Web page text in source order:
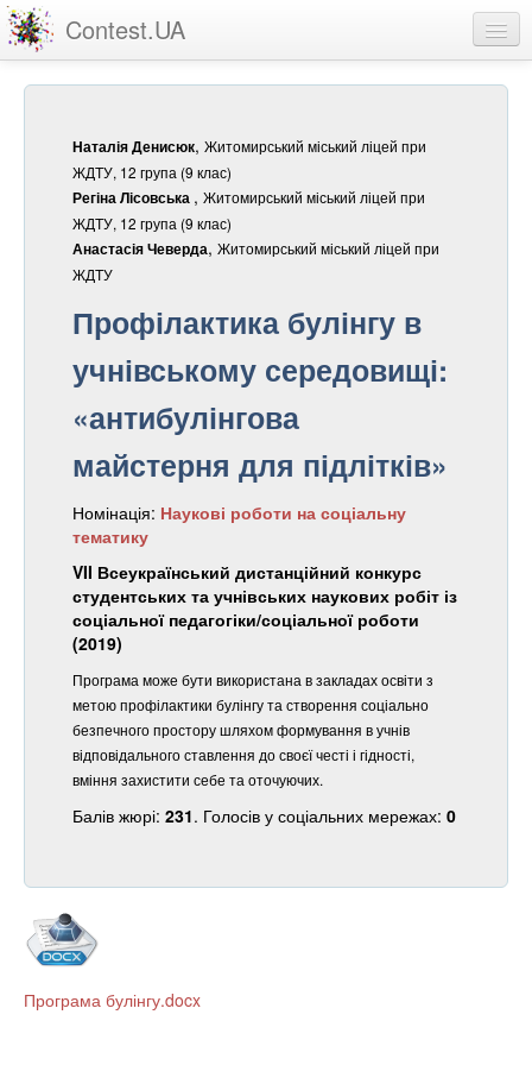
Contest.UA
Статистика
Про проект
реєстрація
Наталія Денисюк, Житомирський міський ліцей при
ЖДТУ, 12 група (9 клас)
Регіна Лісовська , Житомирський міський ліцей при
ЖДТУ, 12 група (9 клас)
Анастасія Чеверда, Житомирський міський ліцей при
ЖДТУ
Профілактика булінгу в
учнівському середовищі:
«антибулінгова
майстерня для підлітків»
Номінація: Наукові роботи на соціальну
тематику
VII Всеукраїнський дистанційний конкурс
студентських та учнівських наукових робіт із
соціальної педагогіки/соціальної роботи
(2019)
Програма може бути використана в закладах освіти з
метою профілактики булінгу та створення соціально
безпечного простору шляхом формування в учнів
відповідального ставлення до своєї честі і гідності,
вміння захистити себе та оточуючих.
Балів жюрі: 231. Голосів у соціальних мережах: 0
Програма булінгу.docx